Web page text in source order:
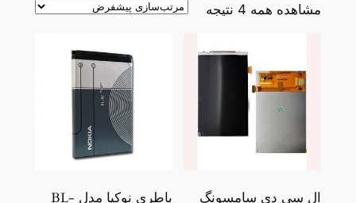
مشاهده همه 4 نتیجه
ال سی دی سامسونگ
باطری نوکیا مدل BL-